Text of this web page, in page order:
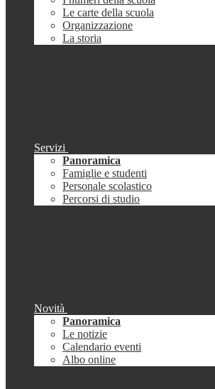
Le carte della scuola
Organizzazione
La storia
Servizi
Panoramica
Famiglie e studenti
Personale scolastico
Percorsi di studio
Novità
Panoramica
Le notizie
Calendario eventi
Albo online